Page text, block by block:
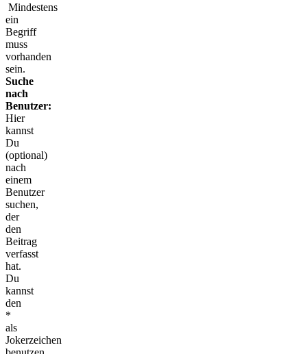
Mindestens
ein
Begriff
muss
vorhanden
sein.
Suche
nach
Benutzer:
Hier
kannst
Du
(optional)
nach
einem
Benutzer
suchen,
der
den
Beitrag
verfasst
hat.
Du
kannst
den
*
als
Jokerzeichen